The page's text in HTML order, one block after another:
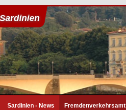
Sardinien - News Fremdenverkehrsamt